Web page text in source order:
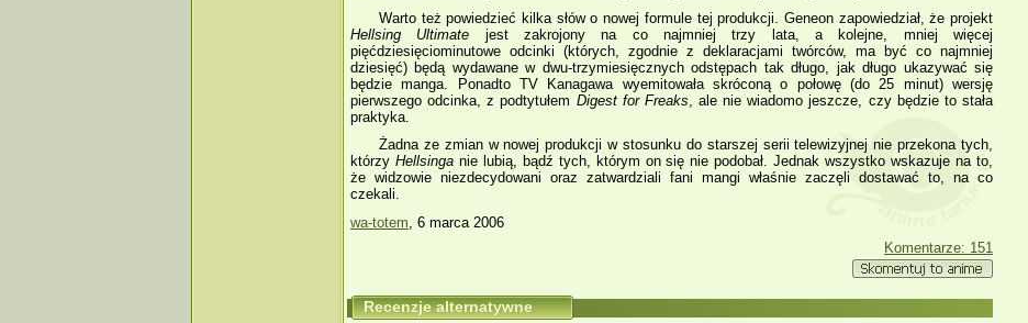
Warto też powiedzieć kilka słów o nowej formule tej produkcji. Geneon zapowiedział, że projekt
Hellsing Ultimate jest zakrojony na co najmniej trzy lata, a kolejne, mniej więcej
pięćdziesięciominutowe odcinki (których, zgodnie z deklaracjami twórców, ma być co najmniej
dziesięć) będą wydawane w dwu­‑trzymiesięcznych odstępach tak długo, jak długo ukazywać się
będzie manga. Ponadto TV Kanagawa wyemitowała skróconą o połowę (do 25 minut) wersję
pierwszego odcinka, z podtytułem Digest for Freaks, ale nie wiadomo jeszcze, czy będzie to stała
praktyka.
Żadna ze zmian w nowej produkcji w stosunku do starszej serii telewizyjnej nie przekona tych,
którzy Hellsinganie lubią, bądź tych, którym on się nie podobał. Jednak wszystko wskazuje na to,
że widzowie niezdecydowani oraz zatwardziali fani mangi właśnie zaczęli dostawać to, na co
czekali.
wa-totem , 6 marca 2006
Komentarze: 151
Recenzje alternatywne